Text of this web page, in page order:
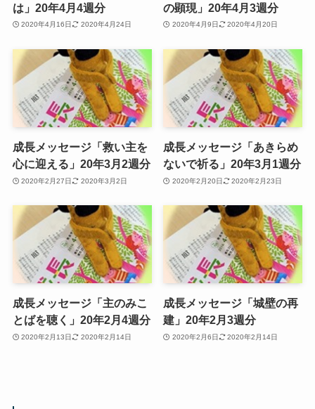
は」20年4月4週分
2020年4月16日 2020年4月24日
の顕現」20年4月3週分
2020年4月9日 2020年4月20日
成長メッセージ「救い主を
心に迎える」20年3月2週分
2020年2月27日 2020年3月2日
成長メッセージ「あきらめ
ないで祈る」20年3月1週分
2020年2月20日 2020年2月23日
成長メッセージ「主のみこ
とばを聴く」20年2月4週分
2020年2月13日 2020年2月14日
成長メッセージ「城壁の再
建」20年2月3週分
2020年2月6日 2020年2月14日